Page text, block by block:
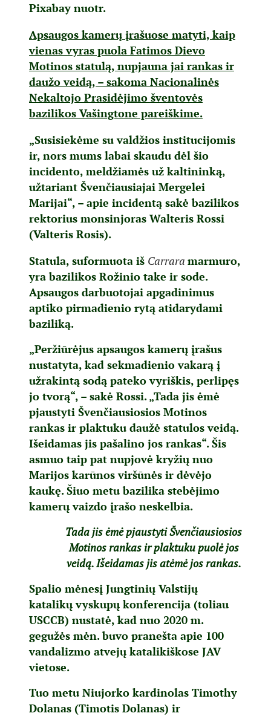
Pixabay nuotr.
Apsaugos kamerų įrašuose matyti, kaip
vienas vyras puola Fatimos Dievo
Motinos statulą, nupjauna jai rankas ir
daužo veidą, – sakoma Nacionalinės
Nekaltojo Prasidėjimo šventovės
bazilikos Vašingtone pareiškime.
„Susisiekėme su valdžios institucijomis
ir, nors mums labai skaudu dėl šio
incidento, meldžiamės už kaltininką,
užtariant Švenčiausiajai Mergelei
Marijai“, – apie incidentą sakė bazilikos
rektorius monsinjoras Walteris Rossi
(Valteris Rosis).
Statula, suformuota iš Carrara marmuro,
yra bazilikos Rožinio take ir sode.
Apsaugos darbuotojai apgadinimus
aptiko pirmadienio rytą atidarydami
baziliką.
„Peržiūrėjus apsaugos kamerų įrašus
nustatyta, kad sekmadienio vakarą į
užrakintą sodą pateko vyriškis, perlipęs
jo tvorą“, – sakė Rossi. „Tada jis ėmė
pjaustyti Švenčiausiosios Motinos
rankas ir plaktuku daužė statulos veidą.
Išeidamas jis pašalino jos rankas“. Šis
asmuo taip pat nupjovė kryžių nuo
Marijos karūnos viršūnės ir dėvėjo
kaukę. Šiuo metu bazilika stebėjimo
kamerų vaizdo įrašo neskelbia.
Tada jis ėmė pjaustyti Švenčiausiosios
Motinos rankas ir plaktuku puolė jos
veidą. Išeidamas jis atėmė jos rankas.
Spalio mėnesį Jungtinių Valstijų
katalikų vyskupų konferencija (toliau
USCCB) nustatė, kad nuo 2020 m.
gegužės mėn. buvo pranešta apie 100
vandalizmo atvejų katalikiškose JAV
vietose.
Tuo metu Niujorko kardinolas Timothy
Dolanas (Timotis Dolanas) ir